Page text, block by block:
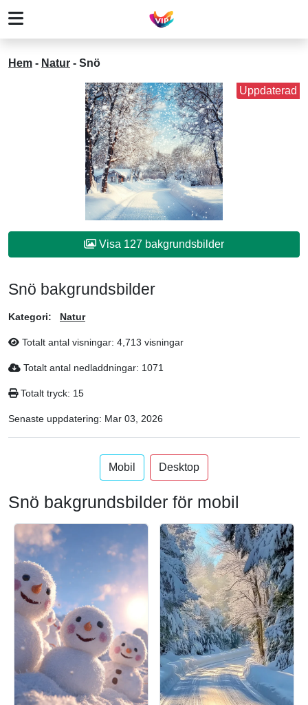
Hem - Natur - Snö
Uppdaterad
Visa 127 bakgrundsbilder
Snö bakgrundsbilder
Kategori: Natur
Totalt antal visningar: 4,713 visningar
Totalt antal nedladdningar: 1071
Totalt tryck: 15
Senaste uppdatering: Mar 03, 2026
Mobil Desktop
Snö bakgrundsbilder för mobil